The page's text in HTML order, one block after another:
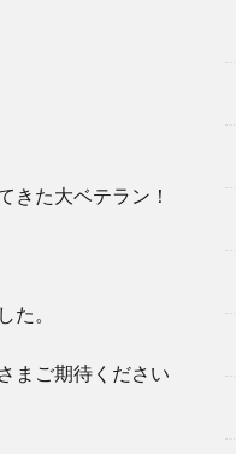
きた大ベテラン！
た。
まご期待ください